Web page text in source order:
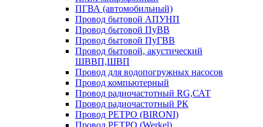
ПГВА (автомобильный)
Провод бытовой АПУНП
Провод бытовой ПуВВ
Провод бытовой ПуГВВ
Провод бытовой, акустический
ШВВП,ШВП
Провод для водопогружных насосов
Провод компьютерный
Провод радиочастотный RG,САТ
Провод радиочастотный РК
Провод РЕТРО (BIRONI)